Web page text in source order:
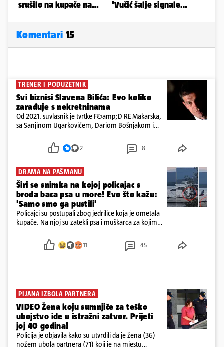
Komentari 15
TRENER I PODUZETNIK
Svi biznisi Slavena Bilića: Evo koliko
zarađuje s nekretninama
Od 2021. suvlasnik je tvrtke F&amp;D RE Makarska,
sa Sanjinom Ugarkovićem, Dariom Bošnjakom i
poslovanje nekretninama, a od osnutka nema
2 8
DRAMA NA PAŠMANU
Širi se snimka na kojoj policajac s
broda baca psa u more! Evo što kažu:
'Samo smo ga pustili'
Policajci su postupali zbog jedrilice koja je ometala
kupače. Na njoj su zatekli psa i muškarca za kojim
ga uhitili, a psa je preuzeo komunalni redar
11 45
PIJANA IZBOLA PARTNERA
VIDEO Žena koju sumnjiče za teško
ubojstvo ide u istražni zatvor. Prijeti
joj 40 godina!
Policija je objavila kako su utvrdili da je žena (36)
nožem ubola partnera (71) koji je na mjestu